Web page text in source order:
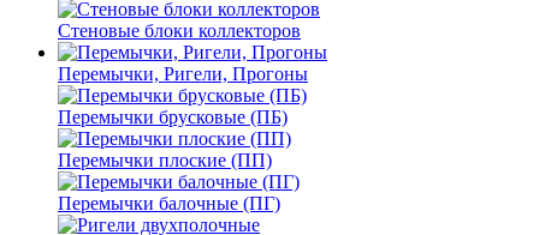
Стеновые блоки коллекторов
Перемычки, Ригели, Прогоны
Перемычки брусковые (ПБ)
Перемычки плоские (ПП)
Перемычки балочные (ПГ)